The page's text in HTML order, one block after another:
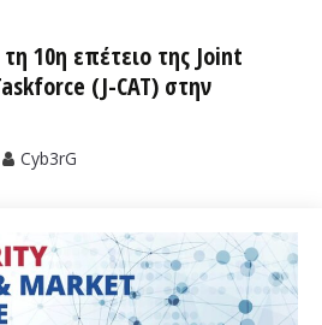
10η επέτειο της Joint
(J-CAT) στην
Cyb3rG